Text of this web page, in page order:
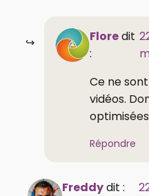
Floredit
:
Ce ne
vidéos.
Répondre
Freddydit :